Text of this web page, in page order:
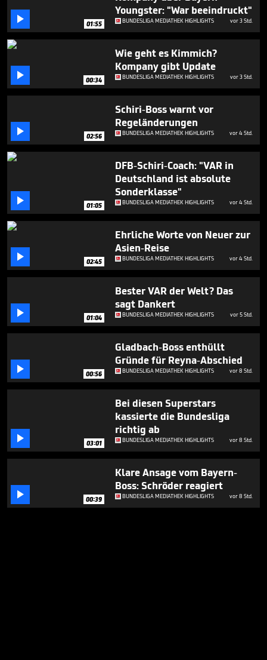
seconds
 01:55
Youngster: "War beeindruckt"
BUNDESLIGA MEDIATHEK HIGHLIGHTS vor 3 Std.
 00:34
Wie geht es Kimmich?
Kompany gibt Update
BUNDESLIGA MEDIATHEK HIGHLIGHTS vor 3 Std.
 02:56
Schiri-Boss warnt vor
Regeländerungen
BUNDESLIGA MEDIATHEK HIGHLIGHTS vor 4 Std.
 01:05
DFB-Schiri-Coach: "VAR in
Deutschland ist absolute
Sonderklasse"
BUNDESLIGA MEDIATHEK HIGHLIGHTS vor 4 Std.
 02:45
Ehrliche Worte von Neuer zur
Asien-Reise
BUNDESLIGA MEDIATHEK HIGHLIGHTS vor 4 Std.
 01:04
Bester VAR der Welt? Das
sagt Dankert
BUNDESLIGA MEDIATHEK HIGHLIGHTS vor 5 Std.
 00:56
Gladbach-Boss enthüllt
Gründe für Reyna-Abschied
BUNDESLIGA MEDIATHEK HIGHLIGHTS vor 8 Std.
 03:01
Bei diesen Superstars
kassierte die Bundesliga
richtig ab
BUNDESLIGA MEDIATHEK HIGHLIGHTS vor 8 Std.
 00:39
Klare Ansage vom Bayern-
Boss: Schröder reagiert
BUNDESLIGA MEDIATHEK HIGHLIGHTS vor 8 Std.